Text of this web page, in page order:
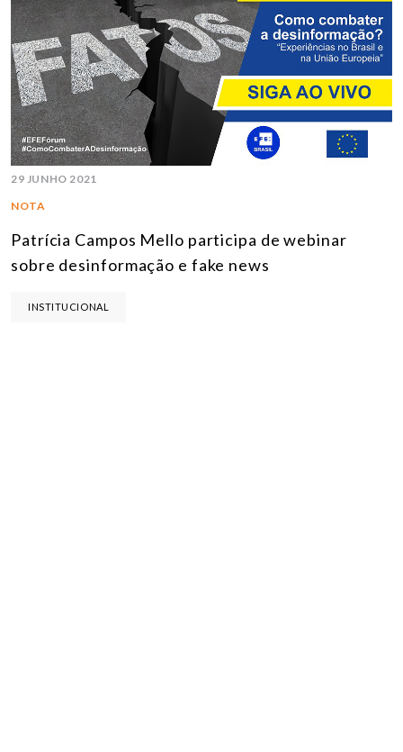
29 JUNHO 2021
NOTA
Patrícia Campos Mello participa de webinar
sobre desinformação e fake news
INSTITUCIONAL